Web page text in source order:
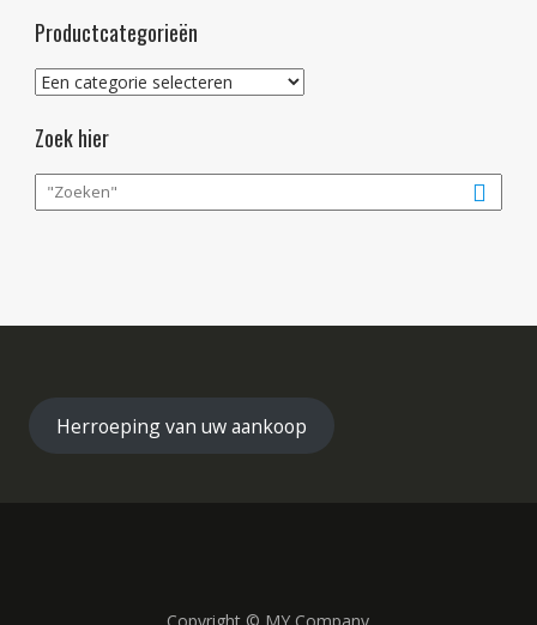
Productcategorieën
Zoek hier
Herroeping van uw aankoop